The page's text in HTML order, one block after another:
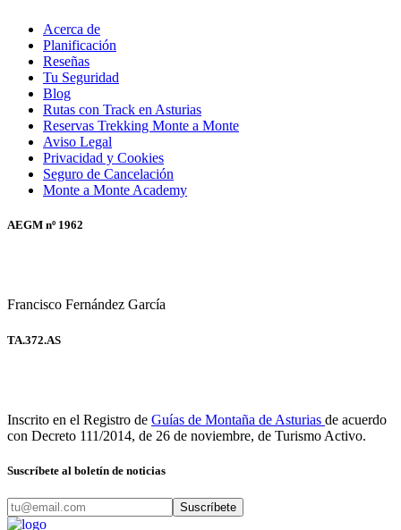
Acerca de
Planificación
Reseñas
Tu Seguridad
Blog
Rutas con Track en Asturias
Reservas Trekking Monte a Monte
Aviso Legal
Privacidad y Cookies
Seguro de Cancelación
Monte a Monte Academy
AEGM nº 1962
Francisco Fernández García
TA.372.AS
Inscrito en el Registro de Guías de Montaña de Asturias de acuerdo
con Decreto 111/2014, de 26 de noviembre, de Turismo Activo.
Suscríbete al boletín de noticias
Suscríbete